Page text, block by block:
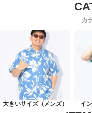
カ
大きいサイズ（メンズ） イ